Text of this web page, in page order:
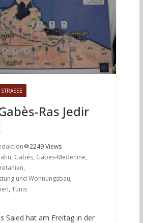
STRASSE
Ras Jedir
2249 Views
, Gabés, Gabes-Medenine,
,
und Wohnungsbau,
, Tunis
Saied hat am Freitag in der